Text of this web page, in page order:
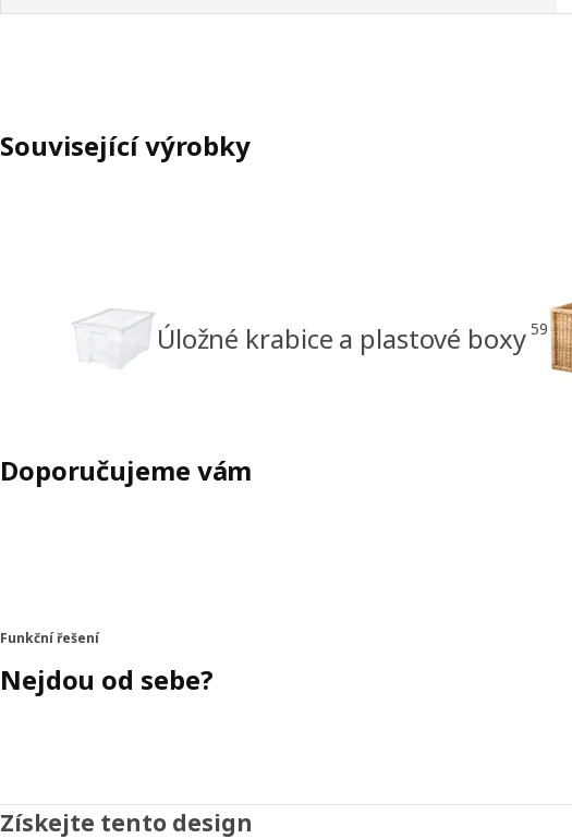
Související výrobky
Úložné krabice a plastové boxy 59
Doporučujeme vám
Funkční řešení
Nejdou od sebe?
Získejte tento design